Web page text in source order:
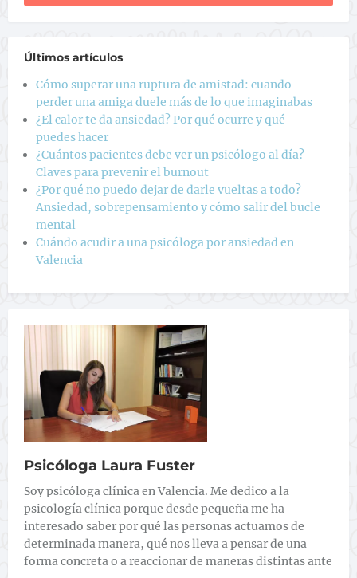
Últimos artículos
Cómo superar una ruptura de amistad: cuando
perder una amiga duele más de lo que imaginabas
¿El calor te da ansiedad? Por qué ocurre y qué
puedes hacer
¿Cuántos pacientes debe ver un psicólogo al día?
Claves para prevenir el burnout
¿Por qué no puedo dejar de darle vueltas a todo?
Ansiedad, sobrepensamiento y cómo salir del bucle
mental
Cuándo acudir a una psicóloga por ansiedad en
Valencia
Psicóloga Laura Fuster
Soy psicóloga clínica en Valencia. Me dedico a la
psicología clínica porque desde pequeña me ha
interesado saber por qué las personas actuamos de
determinada manera, qué nos lleva a pensar de una
forma concreta o a reaccionar de maneras distintas ante